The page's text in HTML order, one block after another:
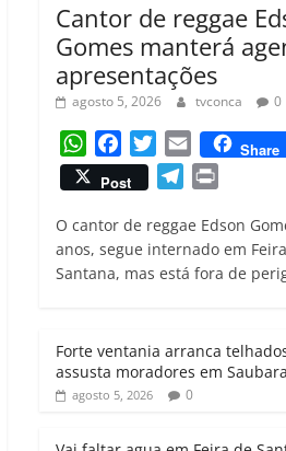
Cantor de reggae
Gomes manterá
apresentações
agosto 5, 2026 tvconca 0
W
h
a
t
s
A
a
c
e
b
o
w
i
t
t
e
m
a
i
l
Share
Post
l
e
g
m
i
n
t
O cantor de reggae Edson
anos, segue internado em
Santana, mas está fora de
Forte ventania arranca
assusta moradores em Saubara
agosto 5, 2026 0